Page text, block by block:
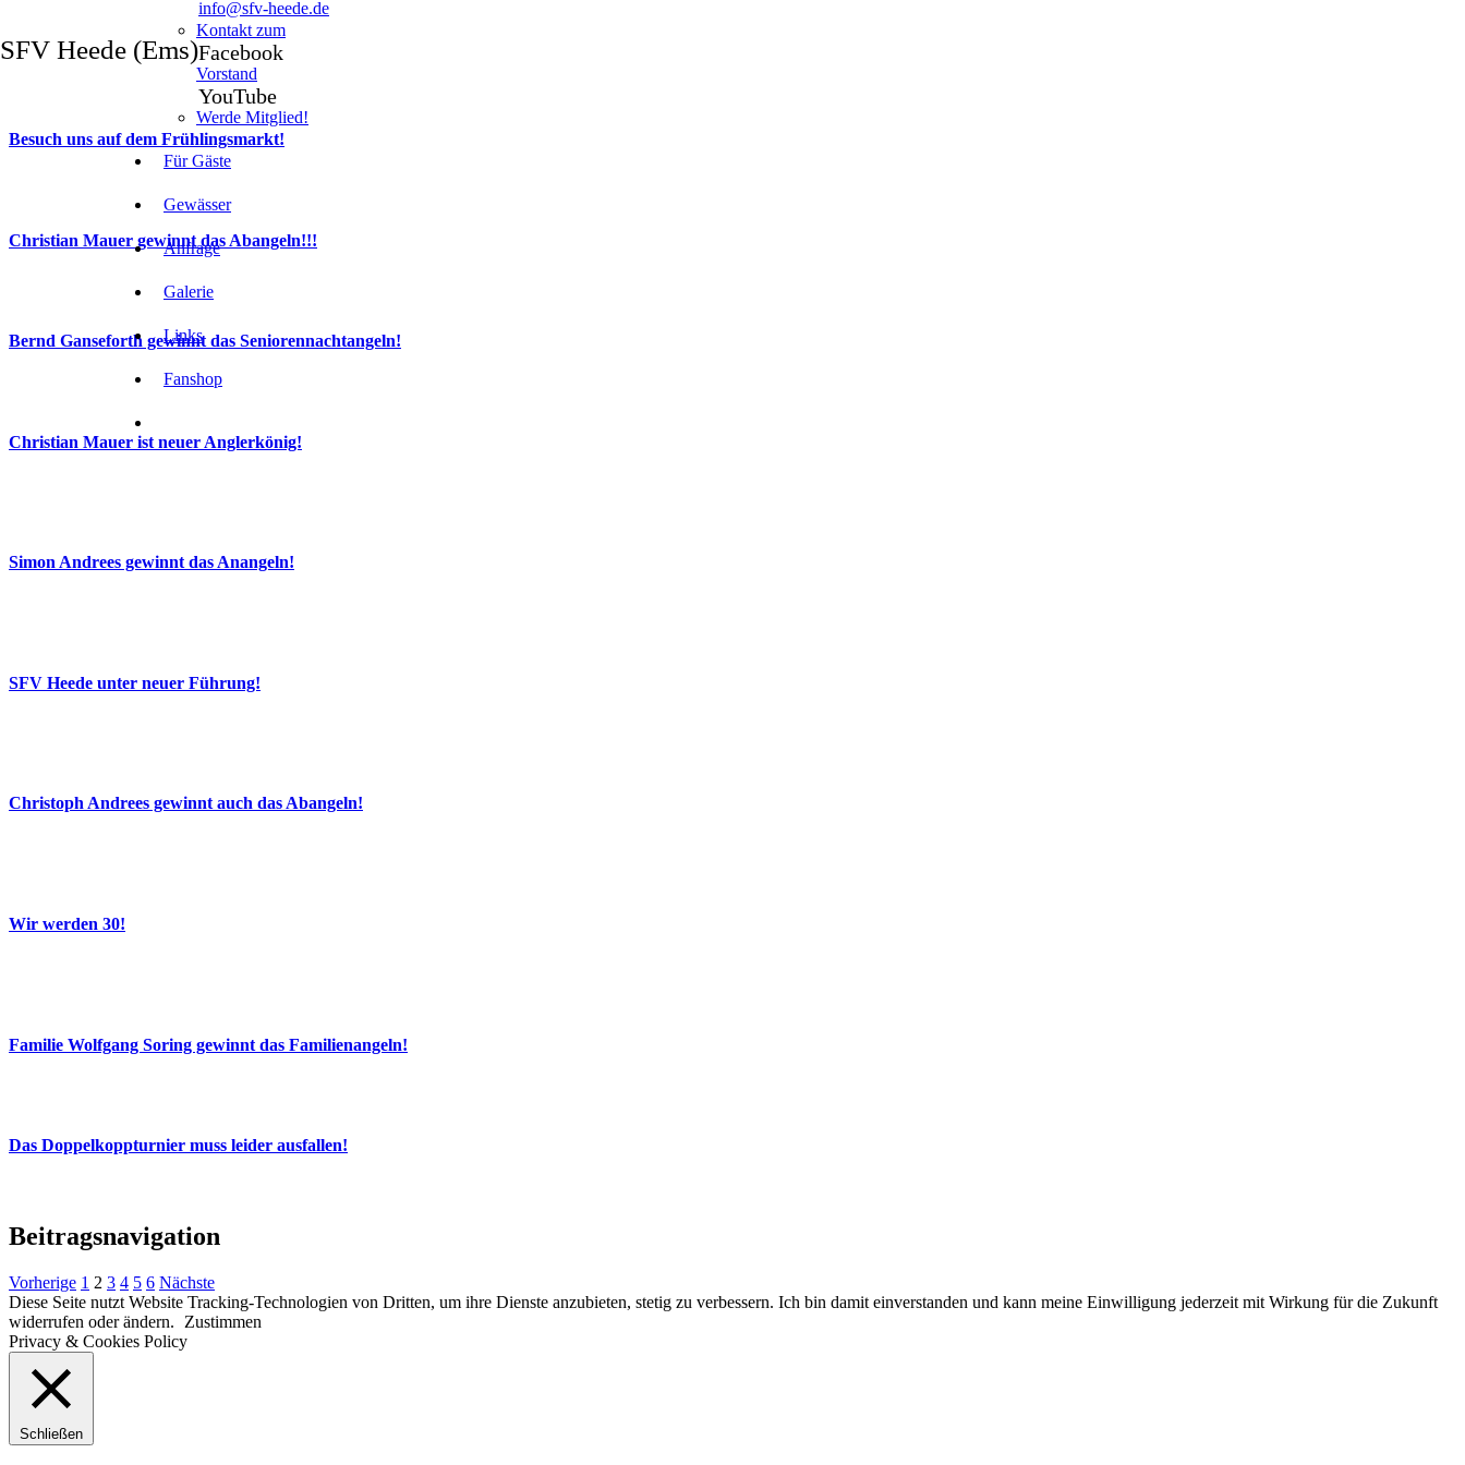
SFV Heede (Ems)
info@sfv-heede.de
Facebook
YouTube
Kontakt zum
Vorstand
Werde Mitglied!
Für Gäste
Gewässer
Anfrage
Galerie
Links
Fanshop
Besuch uns auf dem Frühlingsmarkt!
Christian Mauer gewinnt das Abangeln!!!
Bernd Ganseforth gewinnt das Seniorennachtangeln!
Christian Mauer ist neuer Anglerkönig!
Simon Andrees gewinnt das Anangeln!
SFV Heede unter neuer Führung!
Christoph Andrees gewinnt auch das Abangeln!
Wir werden 30!
Familie Wolfgang Soring gewinnt das Familienangeln!
Das Doppelkoppturnier muss leider ausfallen!
Beitragsnavigation
Vorherige 1 2 3 4 5 6 Nächste
Diese Seite nutzt Website Tracking-Technologien von Dritten, um ihre Dienste anzubieten, stetig zu verbessern. Ich bin damit einverstanden und kann meine Einwilligung jederzeit mit Wirkung für die Zukunft
widerrufen oder ändern.
Zustimmen
Privacy & Cookies Policy
Schließen